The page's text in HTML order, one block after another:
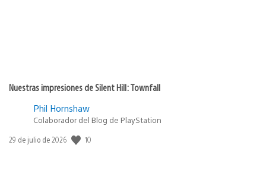
Nuestras impresiones de Silent Hill: Townfall
Phil Hornshaw
Colaborador del Blog de PlayStation
Fecha
29 de julio de 2026 10